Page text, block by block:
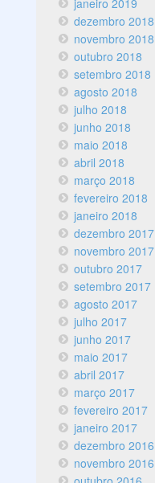
dezembro 2018
novembro 2018
outubro 2018
setembro 2018
agosto 2018
julho 2018
junho 2018
maio 2018
abril 2018
março 2018
fevereiro 2018
janeiro 2018
dezembro 2017
novembro 2017
outubro 2017
setembro 2017
agosto 2017
julho 2017
junho 2017
maio 2017
abril 2017
março 2017
fevereiro 2017
janeiro 2017
dezembro 2016
novembro 2016